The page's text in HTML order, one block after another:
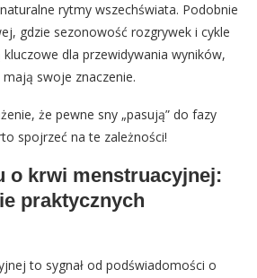
rytmy wszechświata. Podobnie
gdzie sezonowość rozgrywek i cykle
dla przewidywania wyników,
swoje znaczenie.
że pewne sny „pasują” do fazy
spojrzeć na te zależności!
o krwi menstruacyjnej:
praktycznych
to sygnał od podświadomości o